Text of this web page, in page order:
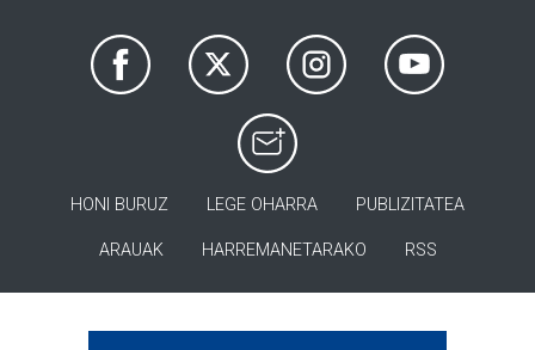
HONI BURUZ LEGE OHARRA PUBLIZITATEA
ARAUAK HARREMANETARAKO RSS